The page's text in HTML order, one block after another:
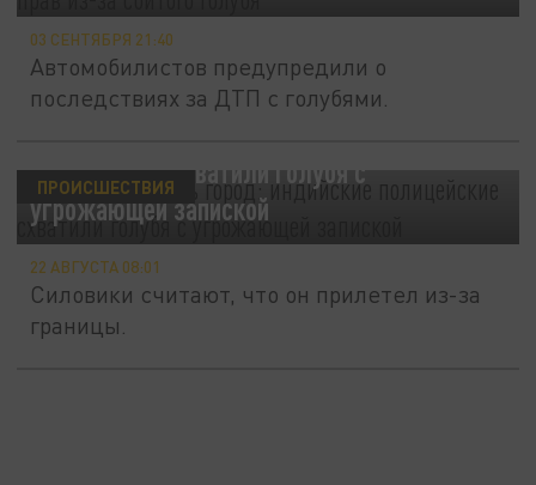
03 СЕНТЯБРЯ 21:40
Автомобилистов предупредили о
последствиях за ДТП с голубями.
полицейские схватили голубя с
угрожающей запиской
ПРОИСШЕСТВИЯ
22 АВГУСТА 08:01
Силовики считают, что он прилетел из-за
границы.